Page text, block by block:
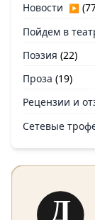
Новости ▶
Пойдем в
Поэзия (22)
Проза (19)
Рецензии и
Сетевые
Д